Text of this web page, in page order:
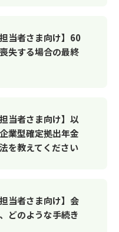
当者さま向け】60
失する場合の最終
当者さま向け】以
業型確定拠出年金
を教えてください
当者さま向け】会
どのような手続き